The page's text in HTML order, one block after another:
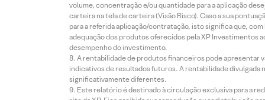
volume, concentração e/ou quantidade para a aplicação
carteira na tela de carteira (Visão Risco). Caso a sua
para a referida aplicação/contratação, isto significa que,
adequação dos produtos oferecidos pela XP Investimentos
desempenho do investimento.
A rentabilidade de produtos financeiros pode apresentar
indicativos de resultados futuros. A rentabilidade divulgada
significativamente diferentes.
Este relatório é destinado à circulação exclusiva para a